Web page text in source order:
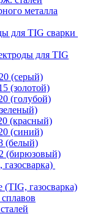
металла
для TIG сварки
для TIG
(серый)
(золотой)
(голубой)
(красный)
(синий)
газосварка)